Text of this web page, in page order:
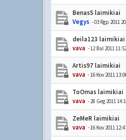
BenasS laimikiai
Vegys - 03 Rgp 2011
deila123 laimikiai
vava - 12 Bal 2011
Artis97 laimikiai
vava - 16 Kov 2011
ToOmas laimikiai
vava - 28 Geg 2011
ZeMeR laimikiai
vava - 16 Kov 2011